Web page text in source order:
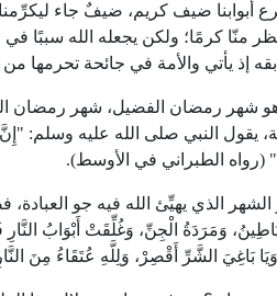
أبوابنا ضيف كريم، ضيفٌ جاء
منّا كرمًا؛ ولكن يجعله الله سببًا
إذ يأتي والأمة في جائحة تحرمها
شهر رمضان الفضيل، شهر رمضان
يقول النبي صلى الله عليه وسلم:
(رواه الطبراني في الأوسط).
الذي يهيِّئ الله فيه جو
وَمَرَدَةُ الْجِنِّ، وَغُلِّقَتْ أَبْوَابُ النَّارِ
وَيَا بَاغِيَ الشَّرِّ أَقْصِرْ، وَلِلَّهِ عُتَقَاءُ مِنَ